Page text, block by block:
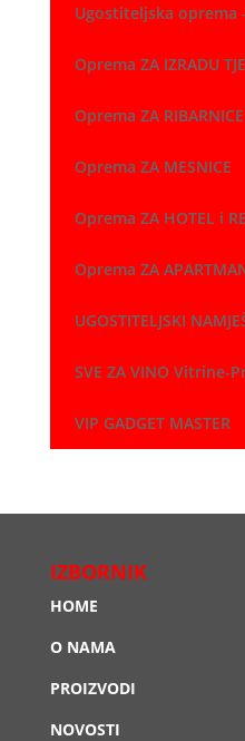
Ugostiteljska oprema –
Oprema ZA IZRADU
Oprema ZA RIBARNICE
Oprema ZA MESNICE
Oprema ZA HOTEL i
Oprema ZA
UGOSTITELJSKI
SVE ZA VINO Vitrine-
VIP GADGET MASTER
IZBORNIK
HOME
O NAMA
PROIZVODI
NOVOSTI